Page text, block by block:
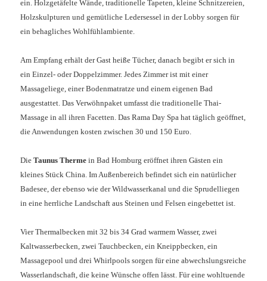
ein. Holzgetäfelte Wände, traditionelle Tapeten, kleine Schnitzereien,
Holzskulpturen und gemütliche Ledersessel in der Lobby sorgen für
ein behagliches Wohlfühlambiente.
Am Empfang erhält der Gast heiße Tücher, danach begibt er sich in
ein Einzel- oder Doppelzimmer. Jedes Zimmer ist mit einer
Massageliege, einer Bodenmatratze und einem eigenen Bad
ausgestattet. Das Verwöhnpaket umfasst die traditionelle Thai-
Massage in all ihren Facetten.Das Rama Day Spa hat täglich geöffnet,
die Anwendungen kosten zwischen 30 und 150 Euro.
DieTaunus Thermein Bad Homburg eröffnet ihren Gästen ein
kleines Stück China. Im Außenbereich befindet sich ein natürlicher
Badesee, der ebenso wie der Wildwasserkanal und die Sprudelliegen
in eine herrliche Landschaft aus Steinen und Felsen eingebettet ist.
Vier Thermalbecken mit 32 bis 34 Grad warmem Wasser, zwei
Kaltwasserbecken, zwei Tauchbecken, ein Kneippbecken, ein
Massagepool und drei Whirlpools sorgen für eine abwechslungsreiche
Wasserlandschaft, die keine Wünsche offen lässt. Für eine wohltuende